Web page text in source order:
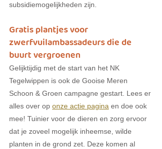
subsidiemogelijkheden zijn.
Gratis plantjes voor
zwerfvuilambassadeurs die de
buurt vergroenen
Gelijktijdig met de start van het NK
Tegelwippen is ook de Gooise Meren
Schoon & Groen campagne gestart. Lees er
alles over op onze actie pagina en doe ook
mee! Tuinier voor de dieren en zorg ervoor
dat je zoveel mogelijk inheemse, wilde
planten in de grond zet. Deze komen al